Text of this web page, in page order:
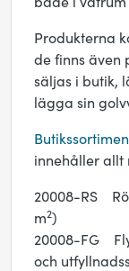
Produkterna
de finns även
säljas i butik,
lägga sin
innehåller allt
20008-RS
m2)
20008-FG
och